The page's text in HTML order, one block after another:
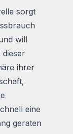
sorgt
will
dieser
ihrer
eine
geraten